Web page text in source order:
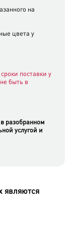
на
цвета у
поставки у
быть в
в разобранном
услугой и
являются